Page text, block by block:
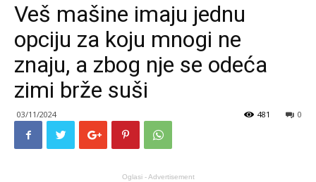
Veš mašine imaju jednu
opciju za koju mnogi ne
znaju, a zbog nje se odeća
zimi brže suši
03/11/2024 0
481
Oglasi - Advertisement